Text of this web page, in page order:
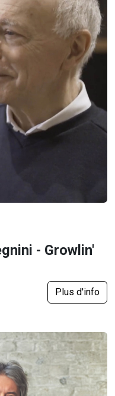
- Growlin'
Plus d'info